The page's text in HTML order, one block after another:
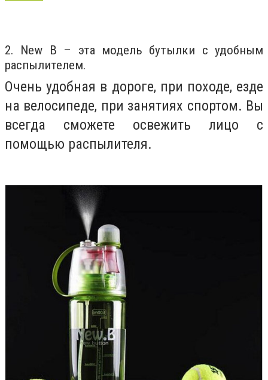
2. New B – эта модель бутылки с удобным
распылителем.
Очень удобная в дороге, при походе, езде
на велосипеде, при занятиях спортом. Вы
всегда сможете освежить лицо с
помощью распылителя.